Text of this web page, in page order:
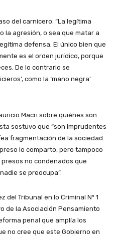
del carnicero: “La legítima
la agresión, o sea que matar a
defensa. El único bien que
es el orden jurídico, porque
De lo contrario se
como la ‘mano negra’
Macri sobre quiénes son
sostuvo que “son imprudentes
fragmentación de la sociedad.
lo comparto, pero tampoco
no condenados que
se preocupa”.
del Tribunal en lo Criminal Nº 1
de la Asociación Pensamiento
penal que amplía los
no cree que este Gobierno en